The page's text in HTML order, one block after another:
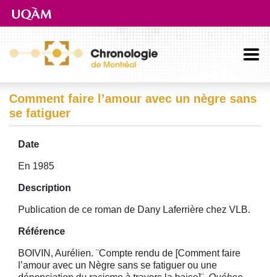
Aller directement au contenu principal
Comment faire l’amour avec un nègre sans
se fatiguer
Date
En 1985
Description
Publication de ce roman de Dany Laferrière chez VLB.
Référence
BOIVIN, Aurélien. ¨Compte rendu de [Comment faire
l’amour avec un Nègre sans se fatiguer ou une